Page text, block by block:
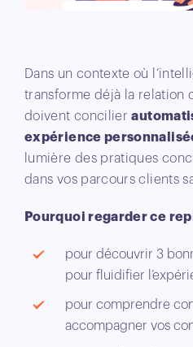
Dans un contexte où
transforme déjà la relation
doivent concilier
expérience
lumière des pratiques
dans vos parcours clients
Pourquoi regarder ce
pour découvrir 3
pour fluidifier
pour comprendre
accompagner vos